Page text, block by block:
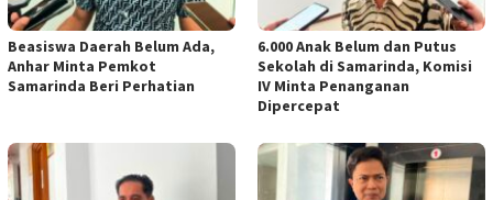
Beasiswa Daerah Belum Ada,
Anhar Minta Pemkot
Samarinda Beri Perhatian
6.000 Anak Belum dan Putus
Sekolah di Samarinda, Komisi
IV Minta Penanganan
Dipercepat